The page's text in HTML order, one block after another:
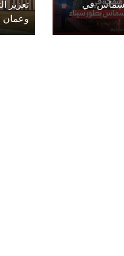
في
تعزيز
وعمان